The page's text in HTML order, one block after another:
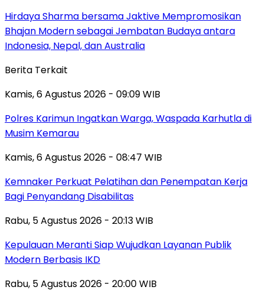
Hirdaya Sharma bersama Jaktive Mempromosikan
Bhajan Modern sebagai Jembatan Budaya antara
Indonesia, Nepal, dan Australia
Berita Terkait
Kamis, 6 Agustus 2026 - 09:09 WIB
Polres Karimun Ingatkan Warga, Waspada Karhutla di
Musim Kemarau
Kamis, 6 Agustus 2026 - 08:47 WIB
Kemnaker Perkuat Pelatihan dan Penempatan Kerja
Bagi Penyandang Disabilitas
Rabu, 5 Agustus 2026 - 20:13 WIB
Kepulauan Meranti Siap Wujudkan Layanan Publik
Modern Berbasis IKD
Rabu, 5 Agustus 2026 - 20:00 WIB